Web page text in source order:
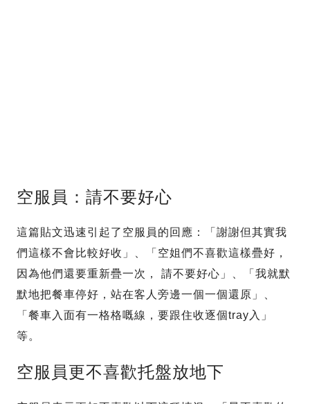
空服員：請不要好心
這篇貼文迅速引起了空服員的回應：「謝謝但其實我
們這樣不會比較好收」、「空姐們不喜歡這樣疊好，
因為他們還要重新疊一次， 請不要好心」、「我就默
默地把餐車停好，站在客人旁邊一個一個還原」、
「餐車入面有一格格嘅線，要跟住收逐個tray入」
等。
空服員更不喜歡托盤放地下